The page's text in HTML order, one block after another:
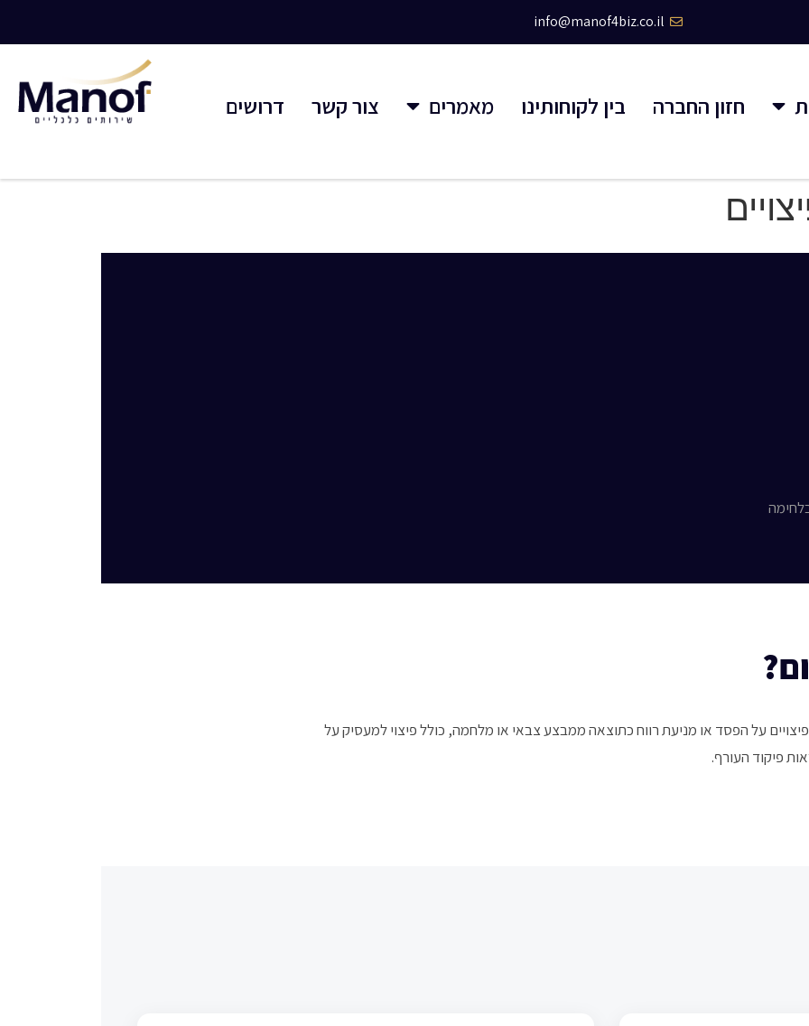
info@manof4biz.co.il
חזון החברה בין לקוחותינו מאמרים צור קשר דרושים
על הפסד או מניעת רווח כתוצאה ממבצע צבאי או מלחמה, כולל פיצוי למעסיק על
פיקוד העורף.